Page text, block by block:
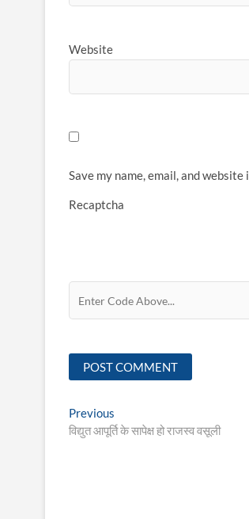
Website
Save my name, email, and
Recaptcha
Post
navigation
Previous
post:
विद्युत आपूर्ति के सापेक्ष हो राजस्व वसूली